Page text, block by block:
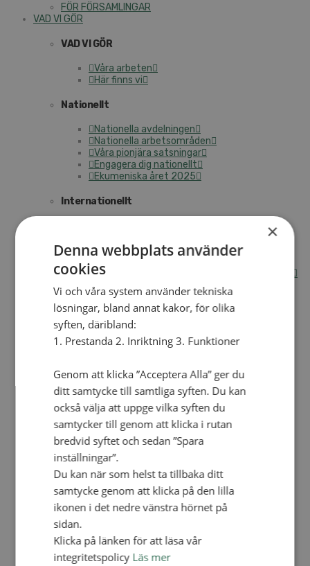
FÖR FÖRSAMLINGAR
VAD VI GÖR
VAD VI GÖR
Våra arbeten
Här finns vi
Nationellt
Nationella avdelningen
Nationella arbetsområden
Våra pionjära satsningar
Engagera dig nationellt
Ekumeniska året 2025
Internationellt
Engagera dig internationellt
Missionsinspiratörens verktygslåda
Entreprenörskap, företagande och Guds rike
Kontakt
Kalender
Lediga tjänster
SAU
UTBILDNING
UTBILDNINGAR
Akademi för Ledarskap och Teologi
Mullsjö folkhögskola
Apg29
Mindre kurser
BibelVinter 2.0
Missionsinspiratören
Fortbildning för pastorer 2026
Kontakt
Kalender
×
Denna webbplats använder
cookies
Vi och våra system använder tekniska
lösningar, bland annat kakor, för olika
syften, däribland:
1. Prestanda 2. Inriktning 3. Funktioner
Genom att klicka ”Acceptera Alla” ger du
ditt samtycke till samtliga syften. Du kan
också välja att uppge vilka syften du
samtycker till genom att klicka i rutan
bredvid syftet och sedan ”Spara
inställningar”.
Du kan när som helst ta tillbaka ditt
samtycke genom att klicka på den lilla
ikonen i det nedre vänstra hörnet på
sidan.
Klicka på länken för att läsa vår
integritetspolicy Läs mer